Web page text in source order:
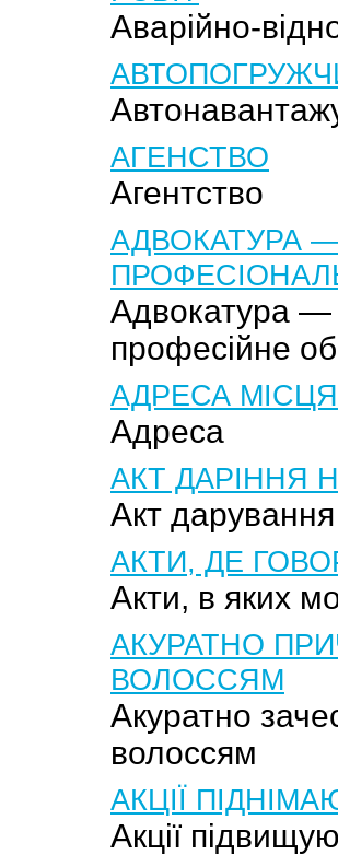
Аварійно-
АГЕНСТВО
Агентство
АДВОКАТУРА
Адвокатура —
професійне
АДРЕСА
Адреса
АКТ ДАРІННЯ
Акт
АКТИ, ДЕ
Акти, в яких
АКУРАТНО
ВОЛОССЯМ
Акуратно
волоссям
АКЦІЇ
Акції